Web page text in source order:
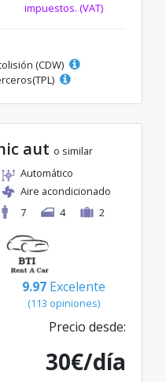
impuestos. (VAT)
(CDW)
aut o similar
Automático
Aire acondicionado
7
4 2
9.97 Excelente
(113 opiniones)
Precio desde:
30€/día